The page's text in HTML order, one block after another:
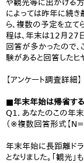
や観光等に出かける
によっては昨年に続
ら、複数の予定を立て
程は、年末は12月27
回答が多かったので、
験があると回答したヒ
【アンケート調査詳細】
■年末年始は帰省す
Q1. あなたのこの年末
（※複数回答形式【
年末年始に長距離ドラ
となりました。「観光